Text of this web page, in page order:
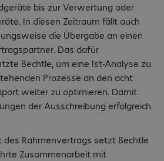
bis zur Verwertung oder
In diesen Zeitraum fällt auch
die Übergabe an einen
Das dafür
Bechtle, um eine Ist-Analyse zu
Prozesse an den acht
weiter zu optimieren. Damit
der Ausschreibung erfolgreich
des Rahmenvertrags setzt Bechtle
Zusammenarbeit mit